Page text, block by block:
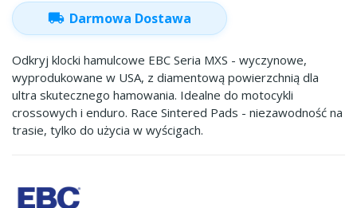
local_shipping Darmowa Dostawa
Odkryj klocki hamulcowe EBC Seria MXS - wyczynowe,
wyprodukowane w USA, z diamentową powierzchnią dla
ultra skutecznego hamowania. Idealne do motocykli
crossowych i enduro. Race Sintered Pads - niezawodność na
trasie, tylko do użycia w wyścigach.